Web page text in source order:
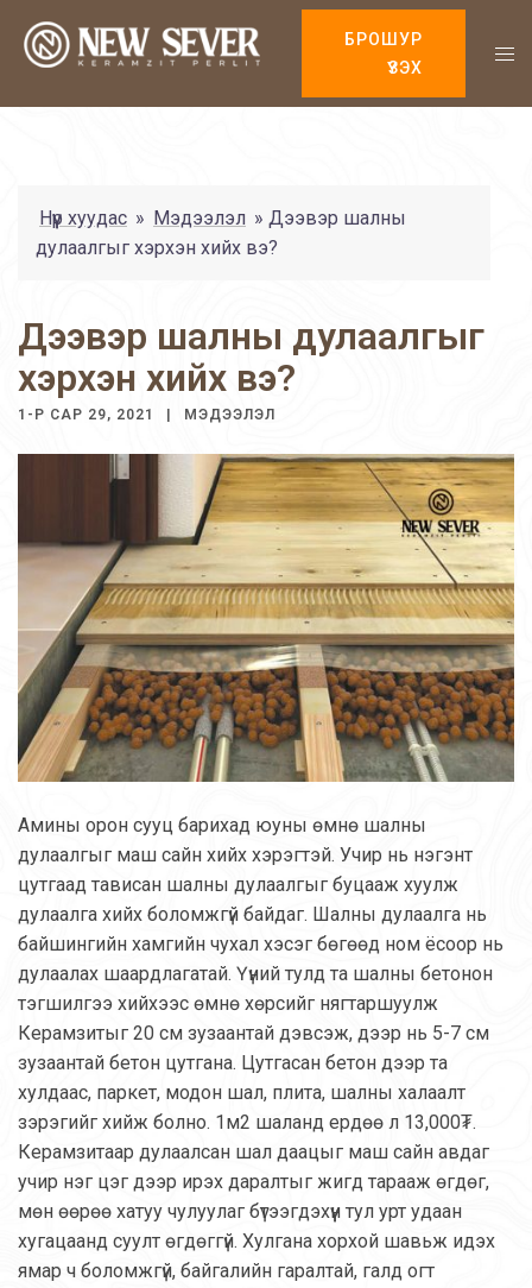
БРОШУР
ҮЗЭХ
Нүүр хуудас » Мэдээлэл » Дээвэр шалны
дулаалгыг хэрхэн хийх вэ?
Дээвэр шалны дулаалгыг
хэрхэн хийх вэ?
1-Р САР 29, 2021 МЭДЭЭЛЭЛ
Амины орон сууц барихад юуны өмнө шалны
дулаалгыг маш сайн хийх хэрэгтэй. Учир нь нэгэнт
цутгаад тависан шалны дулаалгыг буцааж хуулж
дулаалга хийх боломжгүй байдаг. Шалны дулаалга нь
байшингийн хамгийн чухал хэсэг бөгөөд ном ёсоор нь
дулаалах шаардлагатай. Үүний тулд та шалны бетонон
тэгшилгээ хийхээс өмнө хөрсийг нягтаршуулж
Керамзитыг 20 см зузаантай дэвсэж, дээр нь 5-7 см
зузаантай бетон цутгана. Цутгасан бетон дээр та
хулдаас, паркет, модон шал, плита, шалны халаалт
зэрэгийг хийж болно. 1м2 шаланд ердөө л 13,000₮.
Керамзитаар дулаалсан шал даацыг маш сайн авдаг
учир нэг цэг дээр ирэх даралтыг жигд тарааж өгдөг,
мөн өөрөө хатуу чулуулаг бүтээгдэхүүн тул урт удаан
хугацаанд суулт өгдөггүй. Хулгана хорхой шавьж идэх
ямар ч боломжгүй, байгалийн гаралтай, галд огт